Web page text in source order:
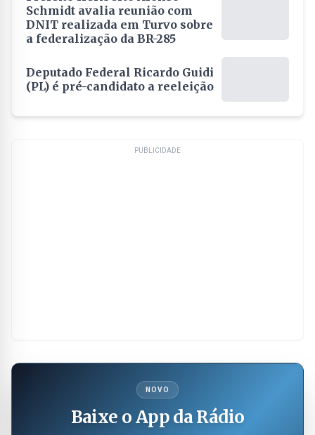
Schmidt avalia reunião com
DNIT realizada em Turvo sobre
a federalização da BR-285
Deputado Federal Ricardo Guidi
(PL) é pré-candidato a reeleição
PUBLICIDADE
NOVO
Baixe o App da Rádio